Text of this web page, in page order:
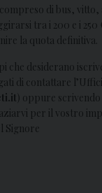
di bus,
tra i 200 e i 250
la quota definitiva.
che desiderano
di contattare
) oppure
per il vostro
Signore